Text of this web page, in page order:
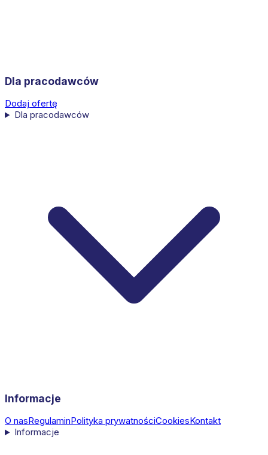
Dla pracodawców
Dodaj ofertę
Dla pracodawców
Informacje
O nasRegulaminPolityka prywatnościCookiesKontakt
Informacje